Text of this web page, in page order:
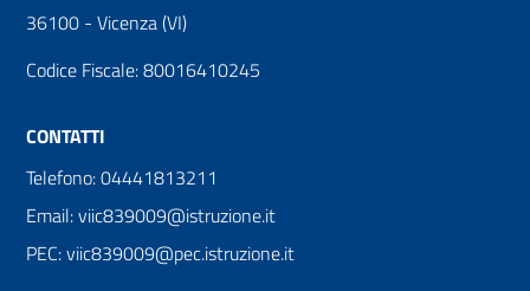
36100 - Vicenza (VI)
Codice Fiscale: 80016410245
CONTATTI
Telefono: 04441813211
Email: viic839009@istruzione.it
PEC: viic839009@pec.istruzione.it